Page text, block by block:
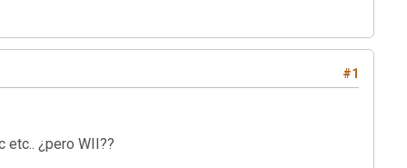
#1
etc.. ¿pero WII??